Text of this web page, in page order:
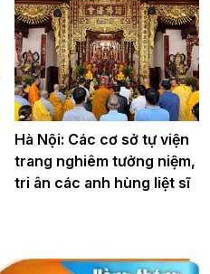
Hà Nội: Các cơ sở tự viện
trang nghiêm tưởng niệm,
tri ân các anh hùng liệt sĩ